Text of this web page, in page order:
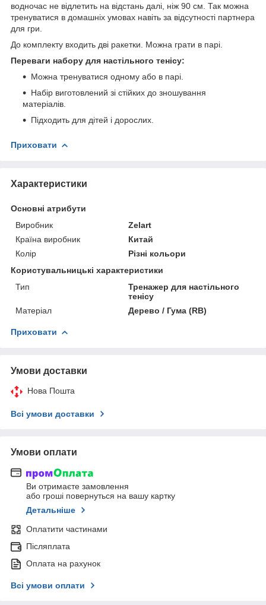
водночас не відлетить на відстань далі, ніж 90 см. Так можна
тренуватися в домашніх умовах навіть за відсутності партнера
для гри.
До комплекту входить дві ракетки. Можна грати в парі.
Переваги набору для настільного тенісу:
Можна тренуватися одному або в парі.
Набір виготовлений зі стійких до зношування
матеріалів.
Підходить для дітей і дорослих.
Приховати
Характеристики
Основні атрибути
Виробник
Zelart
Країна виробник
Китай
Колір
Різні кольори
Користувальницькі характеристики
Тип
Тренажер для настільного
тенісу
Матеріал
Дерево / Гума (RB)
Приховати
Умови доставки
Нова Пошта
Всі умови доставки
Умови оплати
Ви отримаєте замовлення
або гроші повернуться на вашу картку
Детальніше
Оплатити частинами
Післяплата
Оплата на рахунок
Всі умови оплати